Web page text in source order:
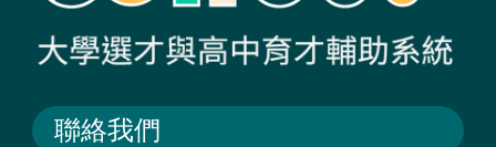
聯絡我們